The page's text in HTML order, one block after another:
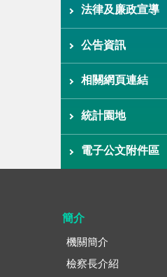
法律及廉政宣導
公告資訊
相關網頁連結
統計園地
電子公文附件區
簡介
機關簡介
檢察長介紹